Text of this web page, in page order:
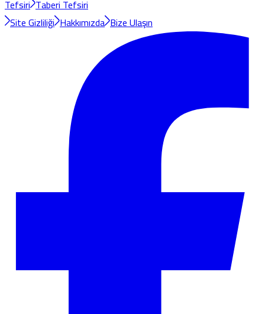
Tefsiri Taberi Tefsiri
Site Gizliliği Hakkımızda Bize Ulaşın